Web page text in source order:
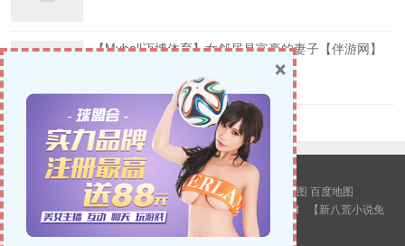
【Myball迈博体育】女邻居是富豪的妻子【伴游网】
© 2026新八荒小说网 版权所有.站点地图 谷歌地图 百度地图
警告：本站所有内容均来源互联网，转载只为更多人观看！ 【新八荒小说免
×